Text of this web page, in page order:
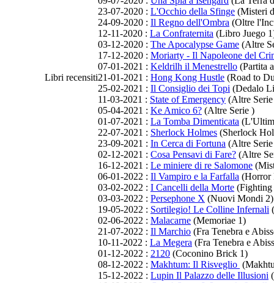
Libri recensiti
23-07-2020 : L'Occhio della Sfinge (Misteri
24-09-2020 : Il Regno dell'Ombra (Oltre
12-11-2020 : La Confraternita (Libro Juego
03-12-2020 : The Apocalypse Game (Altre
17-12-2020 : Moriarty - Il Napoleone del
07-01-2021 : Keldrilh il Menestrello (Partita
21-01-2021 : Hong Kong Hustle (Road to
25-02-2021 : Il Consiglio dei Topi (Dedalo
11-03-2021 : State of Emergency (Altre
05-04-2021 : Ke Amico 6? (Altre Serie )
01-07-2021 : La Tomba Dimenticata
22-07-2021 : Sherlock Holmes (Sherlock
23-09-2021 : In Cerca di Fortuna (Altre
02-12-2021 : Cosa Pensavi di Fare? (Altre
16-12-2021 : Le miniere di re Salomone
06-01-2022 : Il Vampiro e la Farfalla (Horror
03-02-2022 : I Cancelli della Morte (Fighting
03-03-2022 : Persephone X (Nuovi Mondi 2)
19-05-2022 : Sortilegio! Le Colline Infernali
02-06-2022 : Malacarne (Memoriae 1)
21-07-2022 : Il Marchio (Fra Tenebra e
10-11-2022 : La Megera (Fra Tenebra e
01-12-2022 : 2120 (Coconino Brick 1)
08-12-2022 : Makhtum: Il Risveglio
15-12-2022 : Lupin Il Palazzo delle Illusioni